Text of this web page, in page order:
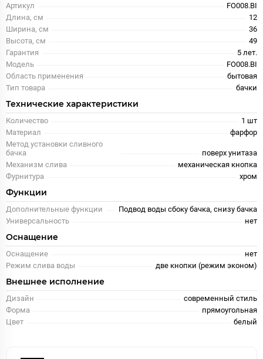
Артикул
FO008.BI
Длина, см
12
Ширина, см
36
Высота, см
49
Гарантия
5 лет.
Модель
FO008.BI
Область применения
бытовая
Тип товара
бачки
Технические характеристики
Количество
1 шт
Материал
фарфор
Метод установки сливного
бачка
поверх унитаза
Механизм слива
механическая кнопка
Фурнитура
хром
Функции
Дополнительные функции
Подвод воды сбоку бачка, снизу бачка
Универсальность
нет
Оснащение
Оснащение
нет
Режим слива воды
две кнопки (режим эконом)
Внешнее исполнение
Дизайн
современный стиль
Форма
прямоугольная
Цвет
белый